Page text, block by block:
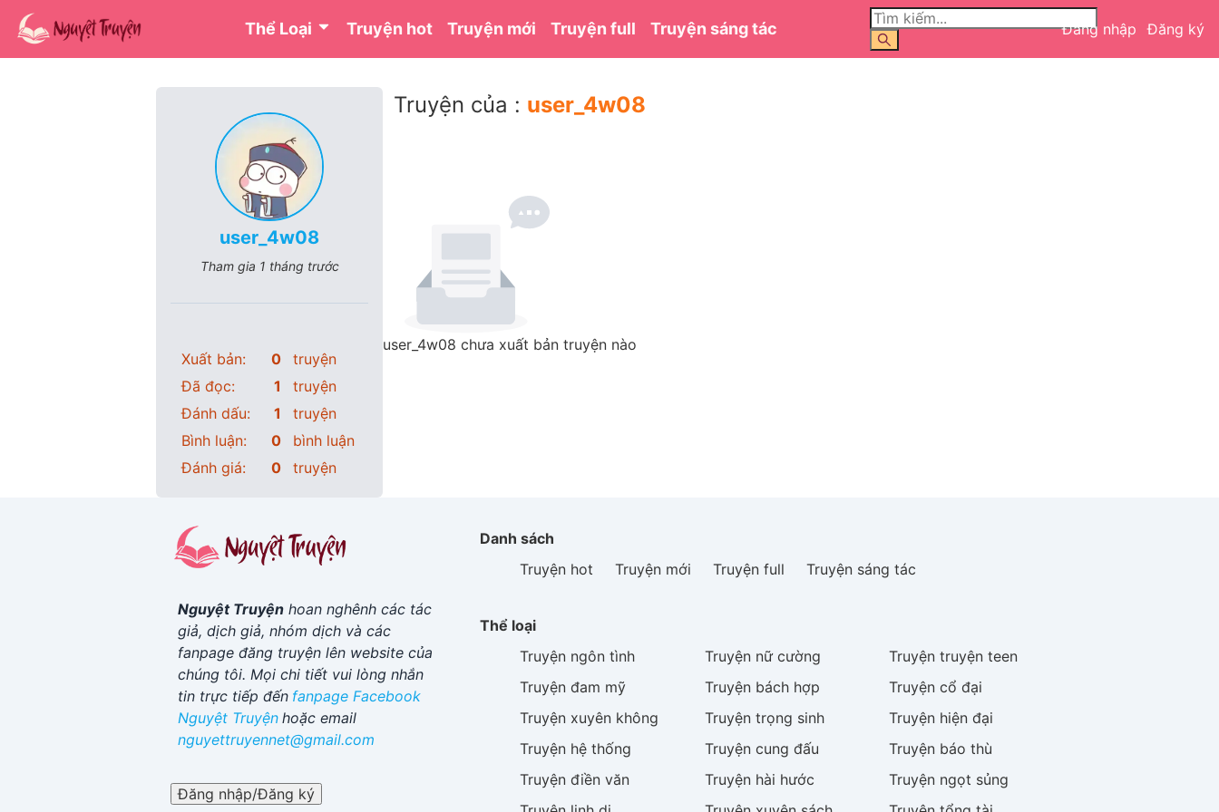
Thể Loại Truyện hot Truyện mới Truyện full Truyện sáng tác Đăng nhập Đăng ký
user_4w08
Tham gia 1 tháng trước
Xuất bản: 0
truyện
Đã đọc:
1
truyện
Đánh dấu:
1
truyện
Bình luận:
0
bình luận
Đánh giá:
0 truyện
Truyện của : user_4w08
user_4w08 chưa xuất bản truyện nào
Nguyệt Truyện hoan nghênh các tác
giả, dịch giả, nhóm dịch và các
fanpage đăng truyện lên website của
chúng tôi. Mọi chi tiết vui lòng nhắn
tin trực tiếp đến fanpage Facebook
Nguyệt Truyện hoặc email
nguyettruyennet@gmail.com
Đăng nhập/Đăng ký
Danh sách
Truyện hot
Truyện mới Truyện full Truyện sáng tác
Thể loại
Truyện ngôn tình Truyện nữ cường Truyệntruyện teen
Truyệnđam mỹ Truyện bách hợp Truyệncổ đại
Truyện xuyên không Truyện trọng sinh Truyện hiện đại
Truyện hệ thống Truyện cung đấu Truyện báo thù
Truyệnđiền văn Truyện hài hước Truyện ngọt sủng